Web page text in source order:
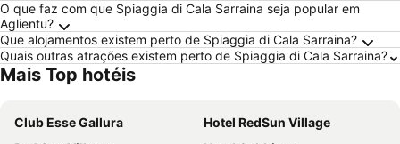
O que faz com que Spiaggia di Cala Sarraina seja popular em
Aglientu?
Que alojamentos existem perto de Spiaggia di Cala Sarraina?
Quais outras atrações existem perto de Spiaggia di Cala Sarraina?
Mais Top hotéis
Club Esse Gallura
Hotel RedSun Village